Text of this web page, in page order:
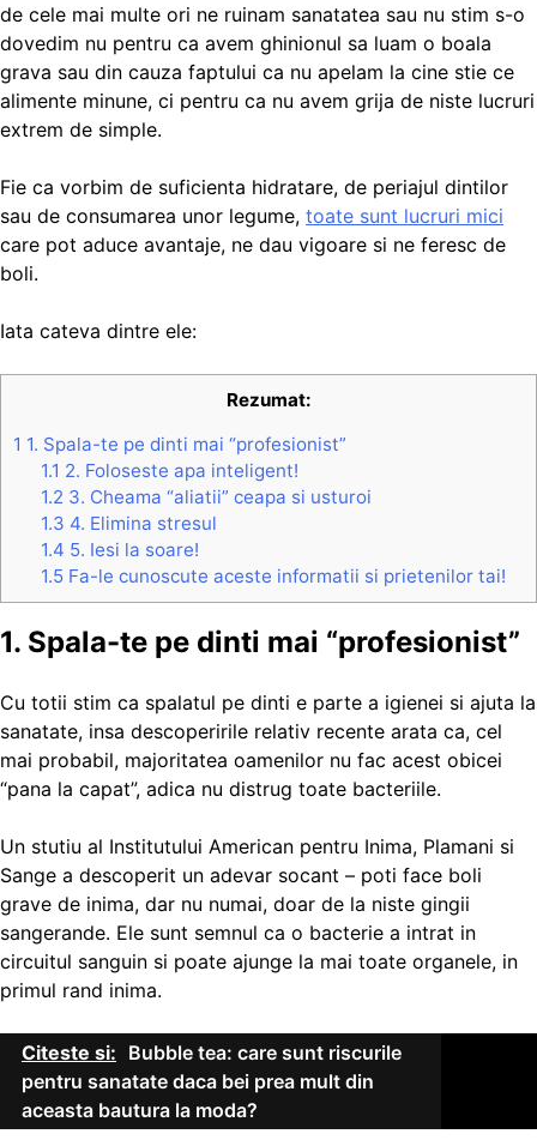
de cele mai multe ori ne ruinam sanatatea sau nu stim s-o
dovedim nu pentru ca avem ghinionul sa luam o boala
grava sau din cauza faptului ca nu apelam la cine stie ce
alimente minune, ci pentru ca nu avem grija de niste lucruri
extrem de simple.
Fie ca vorbim de suficienta hidratare, de periajul dintilor
sau de consumarea unor legume, toate sunt lucruri mici
care pot aduce avantaje, ne dau vigoare si ne feresc de
boli.
Iata cateva dintre ele:
Rezumat:
1 1. Spala-te pe dinti mai “profesionist”
1.1 2. Foloseste apa inteligent!
1.2 3. Cheama “aliatii” ceapa si usturoi
1.3 4. Elimina stresul
1.4 5. Iesi la soare!
1.5Fa-le cunoscute aceste informatii si prietenilor tai!
1. Spala-te pe dinti mai “profesionist”
Cu totii stim ca spalatul pe dinti e parte a igienei si ajuta la
sanatate, insa descoperirile relativ recente arata ca, cel
mai probabil, majoritatea oamenilor nu fac acest obicei
“pana la capat”, adica nu distrug toate bacteriile.
Un stutiu al Institutului American pentru Inima, Plamani si
Sange a descoperit un adevar socant – poti face boli
grave de inima, dar nu numai, doar de la niste gingii
sangerande. Ele sunt semnul ca o bacterie a intrat in
circuitul sanguin si poate ajunge la mai toate organele, in
primul rand inima.
Citeste si: Bubble tea: care sunt riscurile
pentru sanatate daca bei prea mult din
aceasta bautura la moda?